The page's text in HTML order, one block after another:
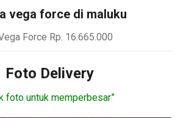
vega force di maluku
Force Rp. 16.665.000
Foto Delivery
foto untuk memperbesar”